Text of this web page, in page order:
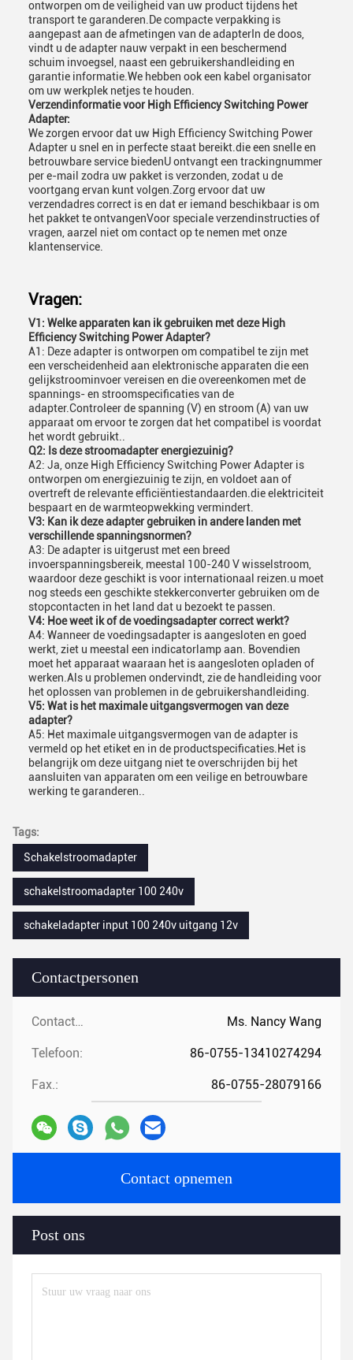
Contactpersonen
Contactpersonen: Ms. Nancy Wang
Telefoon: 86-0755-13410274294
Fax.: 86-0755-28079166
Contact opnemen
Post ons
ontworpen om de veiligheid van uw product tijdens het
transport te garanderen.De compacte verpakking is
aangepast aan de afmetingen van de adapterIn de doos,
vindt u de adapter nauw verpakt in een beschermend
schuim invoegsel, naast een gebruikershandleiding en
garantie informatie.We hebben ook een kabel organisator
om uw werkplek netjes te houden.
Verzendinformatie voor High Efficiency Switching Power
Adapter:
We zorgen ervoor dat uw High Efficiency Switching Power
Adapter u snel en in perfecte staat bereikt.die een snelle en
betrouwbare service biedenU ontvangt een trackingnummer
per e-mail zodra uw pakket is verzonden, zodat u de
voortgang ervan kunt volgen.Zorg ervoor dat uw
verzendadres correct is en dat er iemand beschikbaar is om
het pakket te ontvangenVoor speciale verzendinstructies of
vragen, aarzel niet om contact op te nemen met onze
klantenservice.
Vragen:
V1: Welke apparaten kan ik gebruiken met deze High
Efficiency Switching Power Adapter?
A1: Deze adapter is ontworpen om compatibel te zijn met
een verscheidenheid aan elektronische apparaten die een
gelijkstroominvoer vereisen en die overeenkomen met de
spannings- en stroomspecificaties van de
adapter.Controleer de spanning (V) en stroom (A) van uw
apparaat om ervoor te zorgen dat het compatibel is voordat
het wordt gebruikt..
Q2: Is deze stroomadapter energiezuinig?
A2: Ja, onze High Efficiency Switching Power Adapter is
ontworpen om energiezuinig te zijn, en voldoet aan of
overtreft de relevante efficiëntiestandaarden.die elektriciteit
bespaart en de warmteopwekking vermindert.
V3: Kan ik deze adapter gebruiken in andere landen met
verschillende spanningsnormen?
A3: De adapter is uitgerust met een breed
invoerspanningsbereik, meestal 100-240 V wisselstroom,
waardoor deze geschikt is voor internationaal reizen.u moet
nog steeds een geschikte stekkerconverter gebruiken om de
stopcontacten in het land dat u bezoekt te passen.
V4: Hoe weet ik of de voedingsadapter correct werkt?
A4: Wanneer de voedingsadapter is aangesloten en goed
werkt, ziet u meestal een indicatorlamp aan. Bovendien
moet het apparaat waaraan het is aangesloten opladen of
werken.Als u problemen ondervindt, zie de handleiding voor
het oplossen van problemen in de gebruikershandleiding.
V5: Wat is het maximale uitgangsvermogen van deze
adapter?
A5: Het maximale uitgangsvermogen van de adapter is
vermeld op het etiket en in de productspecificaties.Het is
belangrijk om deze uitgang niet te overschrijden bij het
aansluiten van apparaten om een veilige en betrouwbare
werking te garanderen..
Tags:
Schakelstroomadapter
schakelstroomadapter 100 240v
schakeladapter input 100 240v uitgang 12v